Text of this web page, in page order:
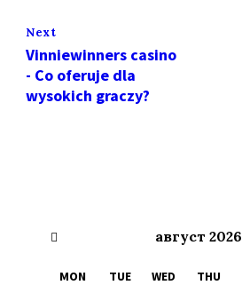
Next
Vinniewinners casino
- Co oferuje dla
wysokich graczy?
август 2026
MON TUE WED THU